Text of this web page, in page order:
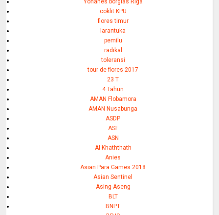
Yohanes borgias Riga
coklit KPU
flores timur
larantuka
pemilu
radikal
toleransi
tour de flores 2017
23 T
4 Tahun
AMAN Flobamora
AMAN Nusabunga
ASDP
ASF
ASN
Al Khaththath
Anies
Asian Para Games 2018
Asian Sentinel
Asing-Aseng
BLT
BNPT